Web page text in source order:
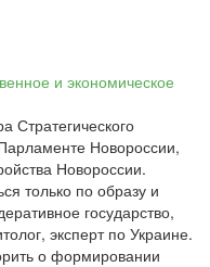
Стратегического
Новороссии,
Новороссии.
только по образу и
государство,
эксперт по Украине.
о формировании